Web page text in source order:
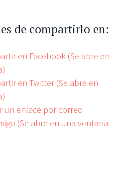
de compartirlo en:
en Facebook (Se abre en
en Twitter (Se abre en
un enlace por correo
(Se abre en una ventana